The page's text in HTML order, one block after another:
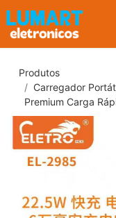
Produtos
Carregador
Premium Carga